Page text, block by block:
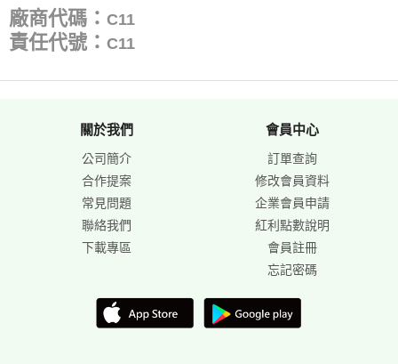
廠商代碼： C11
責任代號： C11
關於我們
公司簡介
合作提案
常見問題
聯絡我們
下載專區
會員中心
訂單查詢
修改會員資料
企業會員申請
紅利點數說明
會員註冊
忘記密碼